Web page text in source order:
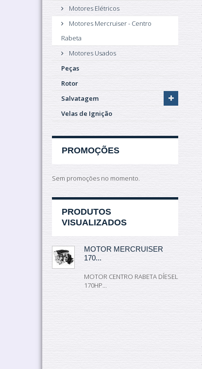
Motores Elétricos
Motores Mercruiser - Centro
Rabeta
Motores Usados
Peças
Rotor
Salvatagem
Velas de Ignição
PROMOÇÕES
Sem promoções no momento.
PRODUTOS
VISUALIZADOS
MOTOR MERCRUISER
170...
MOTOR CENTRO RABETA DÍESEL
170HP...